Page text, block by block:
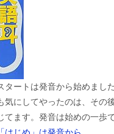
タートは発音から始めまし
気にしてやったのは、その
てます。発音は始めの一歩で